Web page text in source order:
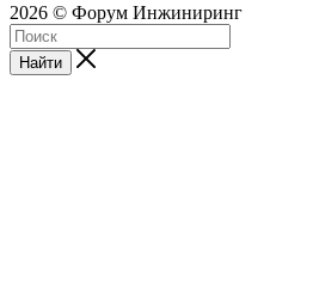
2026 © Форум Инжиниринг
Найти